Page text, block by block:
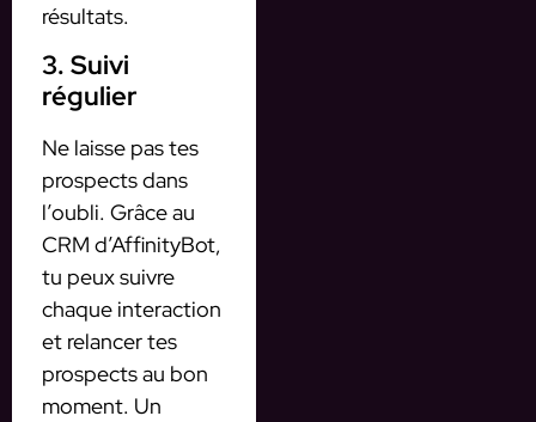
résultats.
3. Suivi
régulier
Ne laisse pas tes
prospects dans
l’oubli. Grâce au
CRM d’AffinityBot,
tu peux suivre
chaque interaction
et relancer tes
prospects au bon
moment. Un